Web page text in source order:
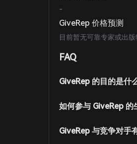
-
GiveRep 价格预测
目前暂无可靠专家或出
FAQ
GiveRep 的目的是什
如何参与 GiveRep 的
GiveRep 与竞争对手